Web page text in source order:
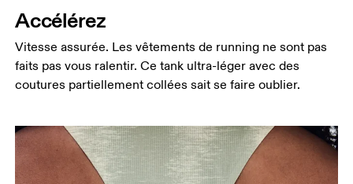
là où la taille est la plus fine.
Hanches
Mesurez votre tour de hanches sur la partie la plus
large.
Accélérez
Vitesse assurée. Les vêtements de running ne sont pas
faits pas vous ralentir. Ce tank ultra-léger avec des
coutures partiellement collées sait se faire oublier.